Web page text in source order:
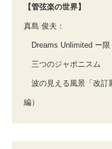
【管弦楽の世界】
真島 俊夫：
Dreams Unlimited ー限
三つのジャポニスム
波の見える風景「改訂
編）